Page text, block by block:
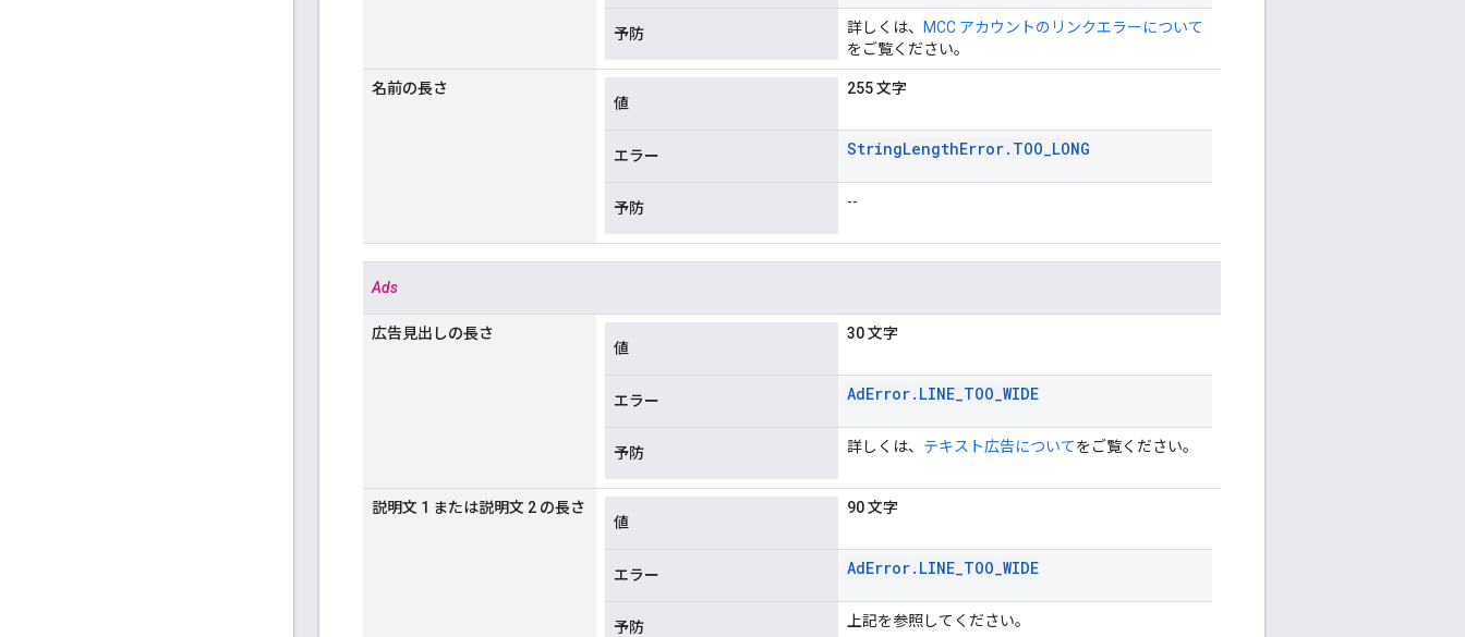
予防 詳しくは、
MCC アカウントのリンクエラーについて
をご覧ください。
名前の長さ
値
255 文字
エラー StringLengthError. TOO_LONG
予防 --
Ads
広告見出しの長さ
値
30 文字
エラー AdError. LINE_TOO_WIDE
予防 詳しくは、 テキスト広告についてをご覧ください。
説明文 1 または説明文 2 の長さ
値
90 文字
エラー AdError. LINE_TOO_WIDE
予防 上記を参照してください。